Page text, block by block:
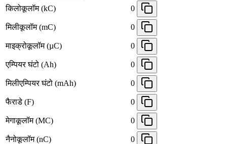
किलोकूलॉम (kC) 0
मिलीकूलॉम (mC) 0
माइक्रोकूलॉम (µC) 0
एम्पियर घंटो (Ah) 0
मिलीएम्पियर घंटो (mAh) 0
फैराडे (F) 0
मेगाकूलॉम (MC) 0
नैनोकूलॉम (nC) 0